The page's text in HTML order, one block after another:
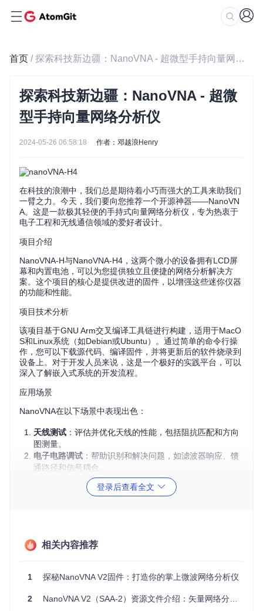
首页 / 探索科技新边疆：NanoVNA - 超微型手持向量网络分析仪
探索科技新边疆：NanoVNA - 超微
型手持向量网络分析仪
2024-05-26 06:58:18 作者：邓越浪Henry
在科技的浪潮中，我们总是期待着小巧而强大的工具来助我们
一臂之力。今天，我们要向您推荐一个开源神器——NanoVN
A。这是一款极其轻便的手持式向量网络分析仪，专为热衷于
电子工程和无线通信领域的爱好者设计。
项目介绍
NanoVNA-H与NanoVNA-H4，这两个微小的设备拥有LCD屏
幕和内置电池，可以为您提供独立且便捷的网络分析解决方
案。这个项目的核心是提供改进的固件，以增强这些迷你仪器
的功能和性能。
项目技术分析
该项目基于GNU Arm交叉编译工具链进行构建，适用于MacO
S和Linux系统（如Debian或Ubuntu）。通过简单的命令行操
作，您可以下载源代码、编译固件，并将更新后的软件烧录到
设备上。对于开发人员来说，这是一个极好的实践平台，可以
深入了解嵌入式系统的开发流程。
应用场景
NanoVNA在以下场景中表现出色：
天线测试 ：评估并优化天线的性能，包括阻抗匹配和方向
图测量。
电子电路调试 ：帮助识别和解决问题，如滤波器响应、馈
通路径和信号耦合。
：为学生提供直观的射频理论学习工具。
：用于调整和验证业余无线电设备的频率响
能。
行版。
强大生态 ：有多个第三方开发者创建的配套应用，如Wind
ows和Android软件，以及Jupyter Notebook集成。
登录后查看全文
相关内容推荐
1 探秘NanoVNA V2固件：打造你的掌上微波网络分析仪
2 NanoVNA V2（SAA-2）资源文件介绍：矢量网络分析仪的高性能测试利器